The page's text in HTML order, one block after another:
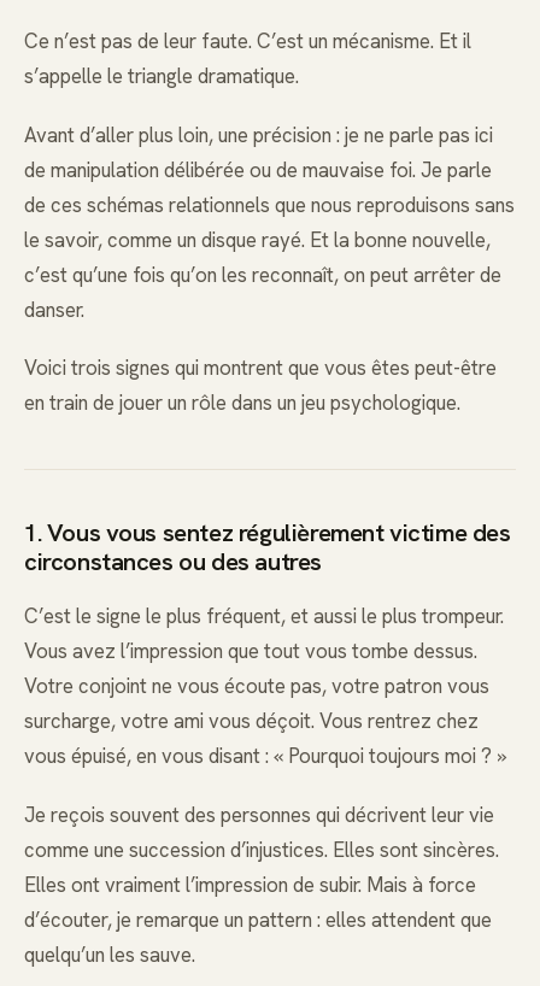
Ce n’est pas de leur faute. C’est un mécanisme. Et il
s’appelle le triangle dramatique.
Avant d’aller plus loin, une précision : je ne parle pas ici
de manipulation délibérée ou de mauvaise foi. Je parle
de ces schémas relationnels que nous reproduisons sans
le savoir, comme un disque rayé. Et la bonne nouvelle,
c’est qu’une fois qu’on les reconnaît, on peut arrêter de
danser.
Voici trois signes qui montrent que vous êtes peut-être
en train de jouer un rôle dans un jeu psychologique.
1. Vous vous sentez régulièrement victime des
circonstances ou des autres
C’est le signe le plus fréquent, et aussi le plus trompeur.
Vous avez l’impression que tout vous tombe dessus.
Votre conjoint ne vous écoute pas, votre patron vous
surcharge, votre ami vous déçoit. Vous rentrez chez
vous épuisé, en vous disant : « Pourquoi toujours moi ? »
Je reçois souvent des personnes qui décrivent leur vie
comme une succession d’injustices. Elles sont sincères.
Elles ont vraiment l’impression de subir. Mais à force
d’écouter, je remarque un pattern : elles attendent que
quelqu’un les sauve.